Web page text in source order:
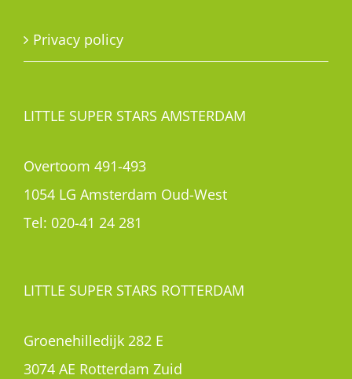
Privacy policy
LITTLE SUPER STARS AMSTERDAM
Overtoom 491-493
1054 LG Amsterdam Oud-West
Tel: 020-41 24 281
LITTLE SUPER STARS ROTTERDAM
Groenehilledijk 282 E
3074 AE Rotterdam Zuid